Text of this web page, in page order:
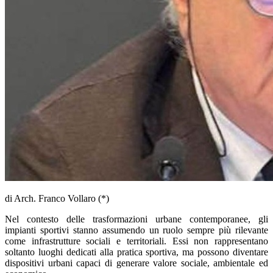
di Arch. Franco Vollaro (*)
Nel contesto delle trasformazioni urbane contemporanee, gli
impianti sportivi stanno assumendo un ruolo sempre più rilevante
come infrastrutture sociali e territoriali. Essi non rappresentano
soltanto luoghi dedicati alla pratica sportiva, ma possono diventare
dispositivi urbani capaci di generare valore sociale, ambientale ed